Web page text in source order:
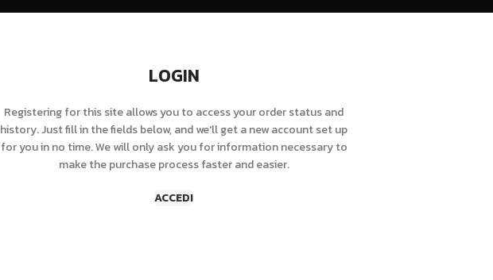
LOGIN
Registering for this site allows you to access your order status and
history. Just fill in the fields below, and we'll get a new account set up
for you in no time. We will only ask you for information necessary to
make the purchase process faster and easier.
ACCEDI